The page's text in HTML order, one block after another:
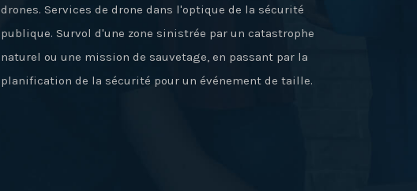
drones. Services de drone dans l'optique de la sécurité
publique. Survol d'une zone sinistrée par un catastrophe
naturel ou une mission de sauvetage, en passant par la
planification de la sécurité pour un événement de taille.